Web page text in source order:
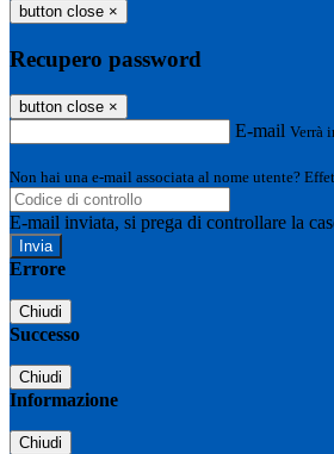
button close ×
Recupero password
button close ×
E-mail Verrà
Non hai una e-mail associata al nome utente?
E-mail inviata, si prega di controllare la
Errore
Chiudi
Successo
Chiudi
Informazione
Chiudi